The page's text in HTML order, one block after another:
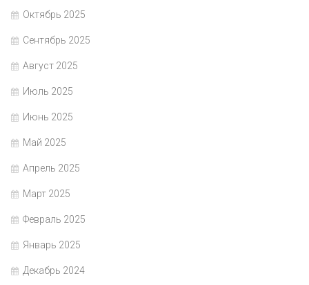
Октябрь 2025
Сентябрь 2025
Август 2025
Июль 2025
Июнь 2025
Май 2025
Апрель 2025
Март 2025
Февраль 2025
Январь 2025
Декабрь 2024